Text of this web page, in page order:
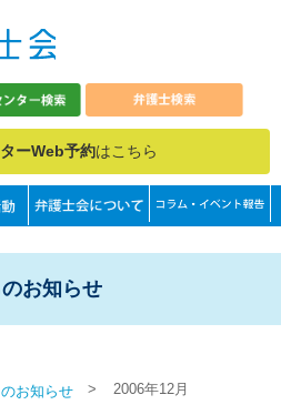
ーWeb予約はこちら
お知らせ
お知らせ > 2006年12月